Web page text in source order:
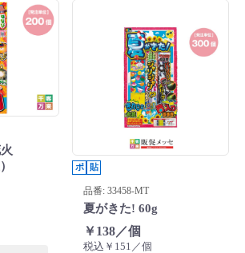
ポ 貼
品番: 33458-MT
夏がきた! 60g
￥138／個
税込￥151／個